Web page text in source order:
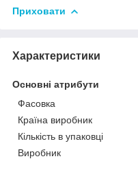
Приховати
Характеристики
Основні атрибути
Фасовка
Країна виробник
Кількість в упаковці
Виробник